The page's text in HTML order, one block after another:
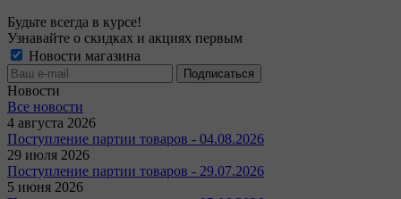
Будьте всегда в курсе!
Узнавайте о скидках и акциях первым
Новости магазина
Новости
Все новости
4 августа 2026
Поступление партии товаров - 04.08.2026
29 июля 2026
Поступление партии товаров - 29.07.2026
5 июня 2026